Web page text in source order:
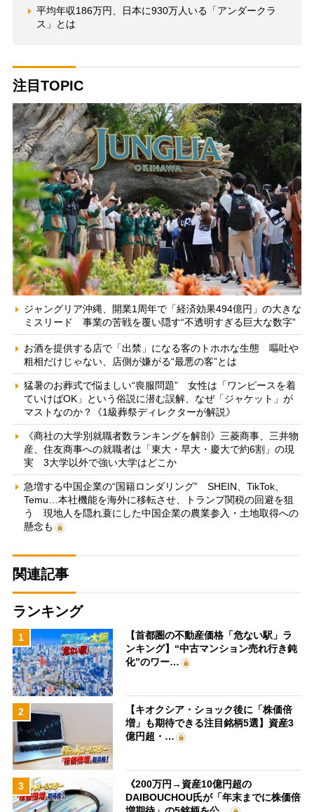
平均年収186万円、日本に930万人いる「アンダークラ
ス」とは
注目TOPIC
ジャングリア沖縄、開業1周年で「経済効果494億円」の大きな
ミスリード 事業の苦戦を覆い隠す“不透明すぎる巨大な数字”
お酒を提供する店で「出禁」になる客のトホホな生態 嘔吐や
粗相だけじゃない、店側が嫌がる“最悪の客”とは
猛暑のお葬式で悩ましい“喪服問題” 女性は「ワンピースを着
ていけばOK」という俗説に潜む誤解、なぜ「ジャケット」が
マストなのか？《1級葬祭ディレクターが解説》
《商社の大学別就職者数ランキングを解剖》三菱商事、三井物
産、住友商事への就職者は「東大・早大・慶大で約6割」の現
実 3大学以外で強い大学はどこか
急増する中国企業の“国籍ロンダリング” SHEIN、TikTok、
Temu…本社機能を海外に移転させ、トランプ関税の回避を狙
う 現地人を隠れ蓑にした中国企業の農業参入・土地取得への
懸念も
関連記事
ランキング
1
【首都圏の不動産価格「危ない駅」ラ
ンキング】“中古マンション売れ行き鈍
化”のワー…
2
【キオクシア・ショック後に「株価倍
増」も期待できる注目銘柄5選】資産3
億円超・…
3
《200万円→資産10億円超の
DAIBOUCHOU氏が「年末までに株価倍